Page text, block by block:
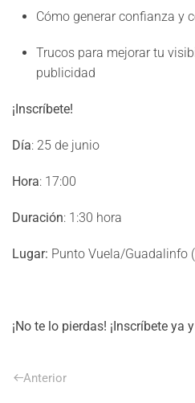
Cómo generar confianza y
Trucos para mejorar tu
publicidad
¡Inscríbete!
Día: 25 de junio
Hora: 17:00
Duración: 1:30 hora
Lugar: Punto Vuela/Guadalinfo
¡No te lo pierdas! ¡Inscríbete ya
Anterior